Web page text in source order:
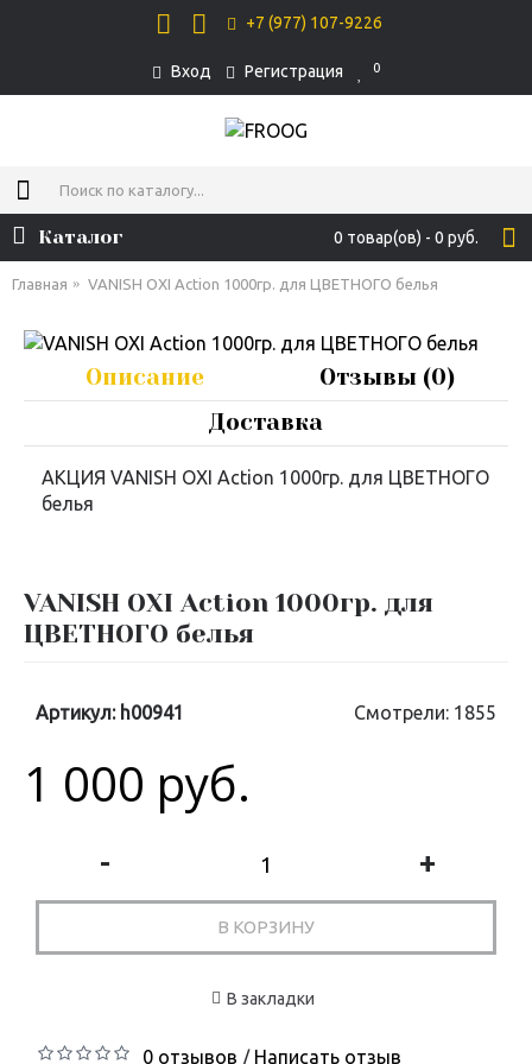
+7 (977) 107-9226
Вход Регистрация 0
0 товар(ов) - 0 руб.
Каталог
Главная VANISH OXI Action 1000гр. для ЦВЕТНОГО белья
Описание
Отзывы (0)
Доставка
AКЦИЯ VANISH OXI Action 1000гр. для ЦВЕТНОГО
белья
VANISH OXI Action 1000гр. для
ЦВЕТНОГО белья
Смотрели: 1855
Артикул: h00941
1 000 руб.
- +
В КОРЗИНУ
В закладки
0 отзывов / Написать отзыв